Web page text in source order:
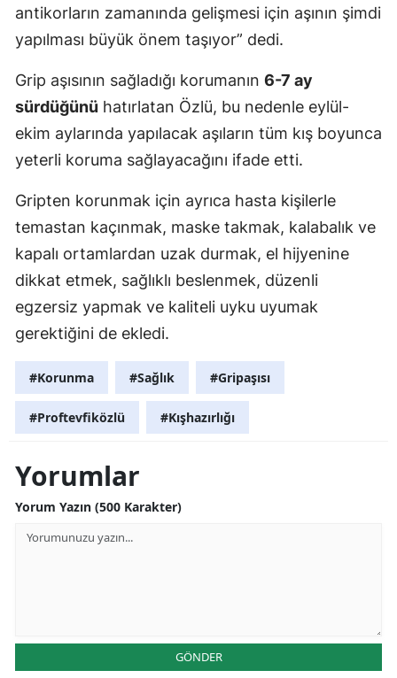
antikorların zamanında gelişmesi için aşının şimdi
yapılması büyük önem taşıyor” dedi.
Grip aşısının sağladığı korumanın 6-7 ay
sürdüğünü hatırlatan Özlü, bu nedenle eylül-
ekim aylarında yapılacak aşıların tüm kış boyunca
yeterli koruma sağlayacağını ifade etti.
Gripten korunmak için ayrıca hasta kişilerle
temastan kaçınmak, maske takmak, kalabalık ve
kapalı ortamlardan uzak durmak, el hijyenine
dikkat etmek, sağlıklı beslenmek, düzenli
egzersiz yapmak ve kaliteli uyku uyumak
gerektiğini de ekledi.
#Korunma #Sağlık #Gripaşısı
#Proftevfiközlü #Kışhazırlığı
Yorumlar
Yorum Yazın (500 Karakter)
GÖNDER